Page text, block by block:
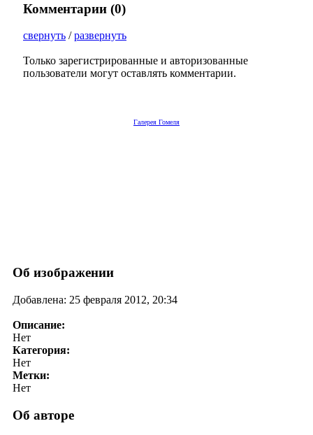
Комментарии (0)
свернуть /развернуть
Только зарегистрированные и авторизованные
пользователи могут оставлять комментарии.
Галерея Гомеля
Об изображении
Добавлена: 25 февраля 2012, 20:34
Описание:
Нет
Категория:
Нет
Метки:
Нет
Об авторе